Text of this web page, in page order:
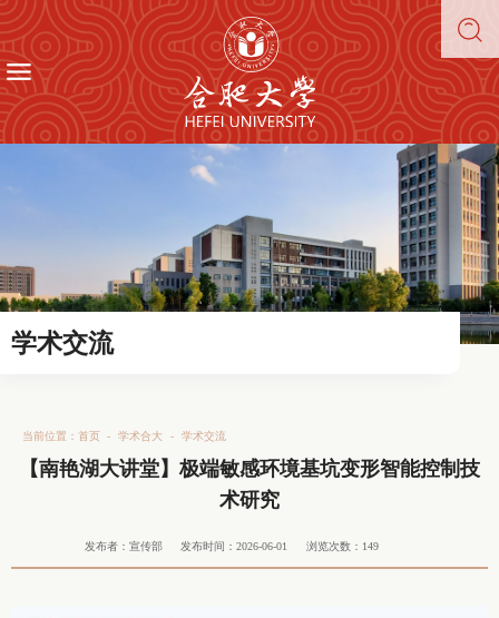
学术交流
当前位置： 首页 - 学术合大 - 学术交流
【南艳湖大讲堂】极端敏感环境基坑变形智能控制技
术研究
发布者：宣传部 发布时间：2026-06-01 浏览次数： 149